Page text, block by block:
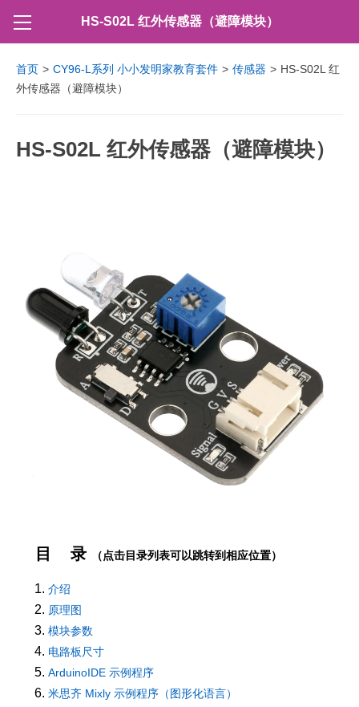
HS-S02L 红外传感器（避障模块）
首页 > CY96-L系列 小小发明家教育套件 > 传感器 > HS-S02L 红
外传感器（避障模块）
HS-S02L 红外传感器（避障模块）
目 录 （点击目录列表可以跳转到相应位置）
介绍
原理图
模块参数
电路板尺寸
ArduinoIDE 示例程序
米思齐 Mixly 示例程序（图形化语言）